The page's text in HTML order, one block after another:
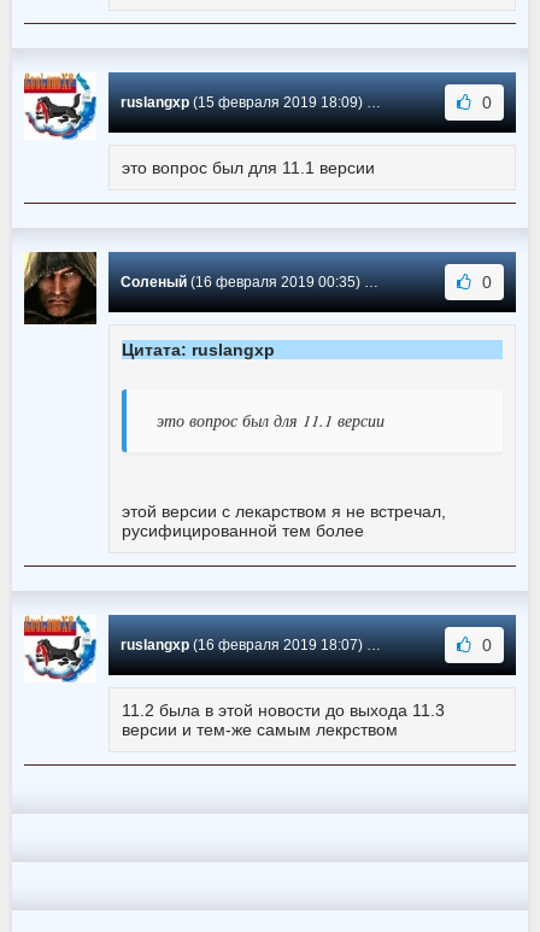
ruslangxp(15 февраля 2019 18:09) Сообщение #151 0
это вопрос был для 11.1 версии
Соленый(16 февраля 2019 00:35) Сообщение #150 0
Цитата: ruslangxp
это вопрос был для 11.1 версии
этой версии с лекарством я не встречал,
русифицированной тем более
ruslangxp(16 февраля 2019 18:07) Сообщение #149 0
11.2 была в этой новости до выхода 11.3
версии и тем-же самым лекрством